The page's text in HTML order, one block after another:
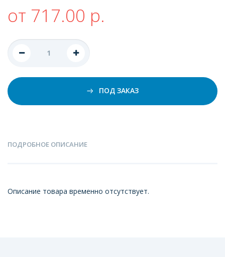
от 717.00 р.
ПОД ЗАКАЗ
ПОДРОБНОЕ ОПИСАНИЕ
Описание товара временно отсутствует.